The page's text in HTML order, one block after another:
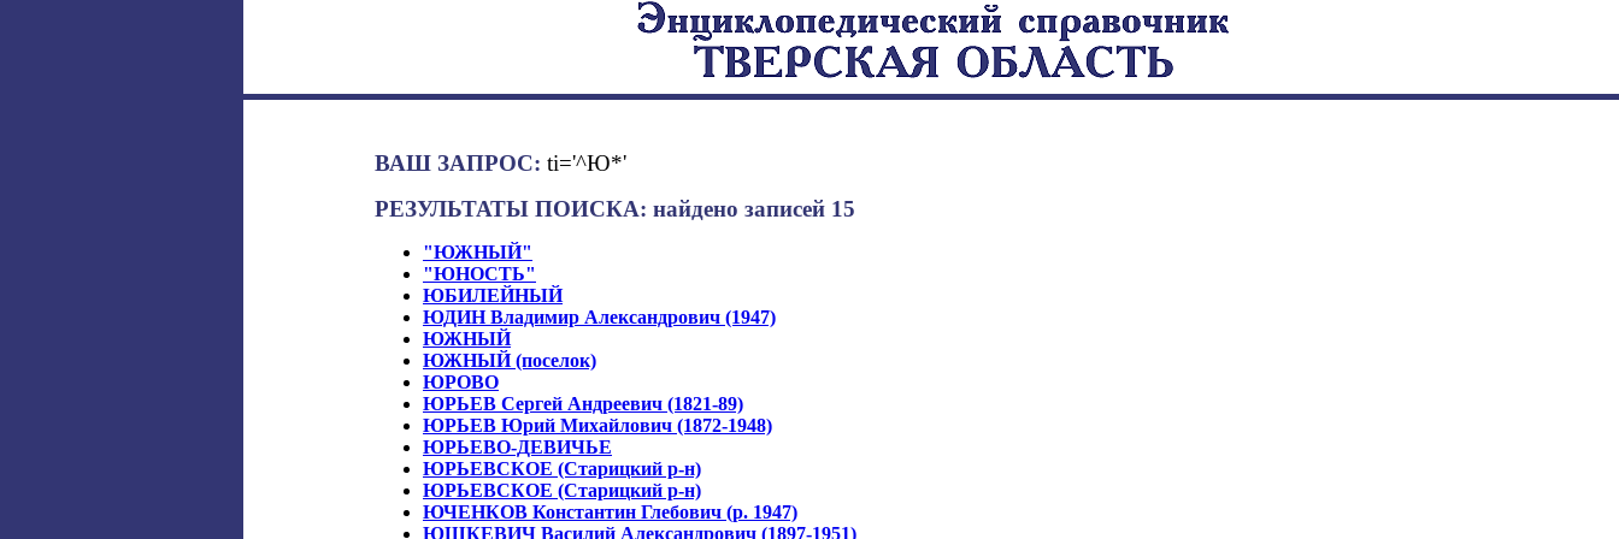
ВАШ ЗАПРОС: ti='^Ю*'
РЕЗУЛЬТАТЫ ПОИСКА: найдено записей 15
"ЮЖНЫЙ"
"ЮНОСТЬ"
ЮБИЛЕЙНЫЙ
ЮДИН Владимир Александрович (1947)
ЮЖНЫЙ
ЮЖНЫЙ (поселок)
ЮРОВО
ЮРЬЕВ Сергей Андреевич (1821-89)
ЮРЬЕВ Юрий Михайлович (1872-1948)
ЮРЬЕВО-ДЕВИЧЬЕ
ЮРЬЕВСКОЕ (Старицкий р-н)
ЮРЬЕВСКОЕ (Старицкий р-н)
ЮЧЕНКОВ Константин Глебович (р. 1947)
ЮШКЕВИЧ Василий Александрович (1897-1951)